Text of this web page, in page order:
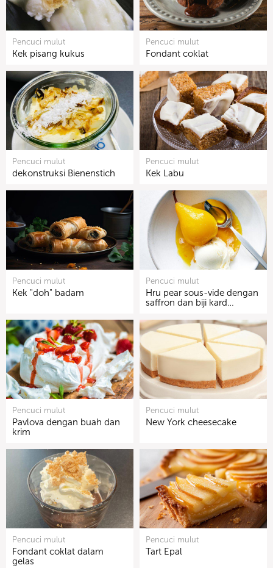
Pencuci mulut
Kek pisang kukus
Pencuci mulut
Fondant coklat
Pencuci mulut
dekonstruksi Bienenstich
Pencuci mulut
Kek Labu
Pencuci mulut
Kek "doh" badam
Pencuci mulut
Hru pear sous-vide dengan
saffron dan biji kard…
Pencuci mulut
Pavlova dengan buah dan
krim
Pencuci mulut
New York cheesecake
Pencuci mulut
Fondant coklat dalam
gelas
Pencuci mulut
Tart Epal